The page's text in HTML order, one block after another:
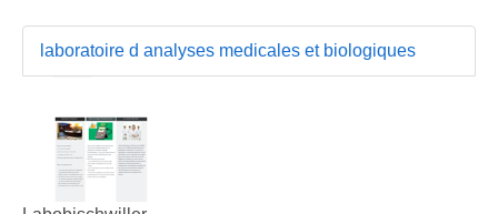
laboratoire d analyses medicales et biologiques